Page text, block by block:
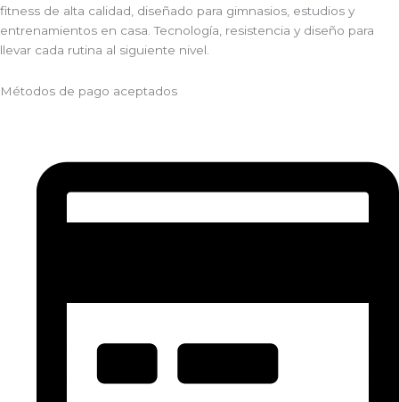
fitness de alta calidad, diseñado para gimnasios, estudios y
entrenamientos en casa. Tecnología, resistencia y diseño para
llevar cada rutina al siguiente nivel.
Métodos de pago aceptados